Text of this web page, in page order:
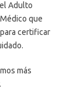
Adulto
que
certificar
más